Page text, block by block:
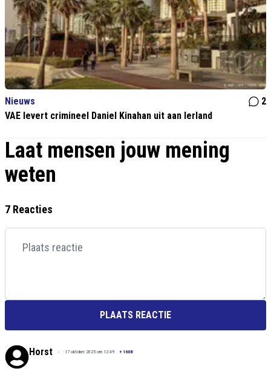
Nieuws
2
VAE levert crimineel Daniel Kinahan uit aan Ierland
Laat mensen jouw mening
weten
7 Reacties
PLAATS REACTIE
Horst 17 oktober 2025 om 12:49 + 1608